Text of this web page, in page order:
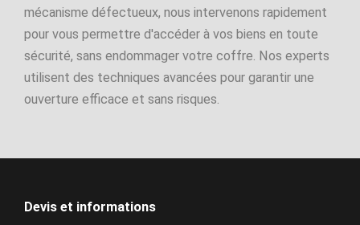
mécanisme défectueux, nous intervenons rapidement
pour vous permettre d'accéder à vos biens en toute
sécurité, sans endommager votre coffre. Nos experts
utilisent des techniques avancées pour garantir une
ouverture efficace et sans risques.
Devis et informations